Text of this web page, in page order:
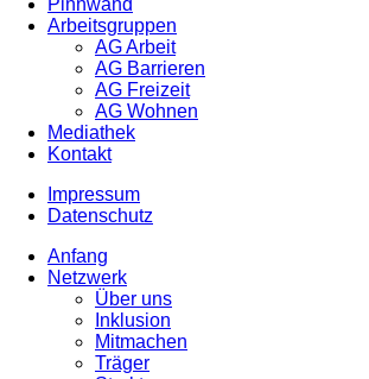
Pinnwand
Arbeitsgruppen
AG Arbeit
AG Barrieren
AG Freizeit
AG Wohnen
Mediathek
Kontakt
Impressum
Datenschutz
Anfang
Netzwerk
Über uns
Inklusion
Mitmachen
Träger